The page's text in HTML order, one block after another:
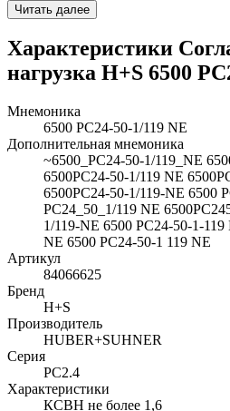
Читать далее
Характеристики
нагрузка H+S 6500
Мнемоника
6500 PC24-50-1/119 NE
Дополнительная мнемоника
~6500_PC24-50-1/119_NE
6500PC24-50-1/119 NE
6500PC24-50-1/119-NE 6500
PC24_50_1/119 NE
1/119-NE 6500 PC24-50-1-
NE 6500 PC24-50-1 119 NE
Артикул
84066625
Бренд
H+S
Производитель
HUBER+SUHNER
Серия
PC2.4
Характеристики
КСВН не более 1,6